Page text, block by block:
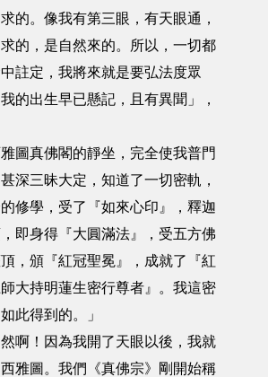
的。像我有第三眼，有天眼通，
的，是自然來的。所以，一切都
註定，我將來就是要弘法度眾
的出生早已懸記，且有異聞」，
真佛閣的靜坐，完全使我普門
深三昧大定，知道了一切密軌，
修學，受了『如來心印』，釋迦
即身得『大圓滿法』，受五方佛
，頒『紅冠聖冕』，成就了『紅
大持明蓮生密行尊者』。我這密
此得到的。」
！因為我開了天眼以後，我就
雅圖。我們《真佛宗》剛開始稱